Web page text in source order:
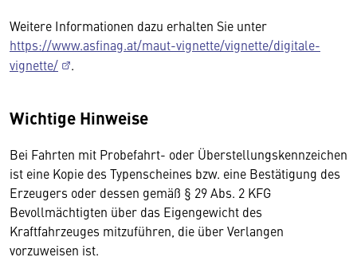
Weitere Informationen dazu erhalten Sie unter
https://www.asfinag.at/maut-vignette/vignette/digitale-
vignette/
.
Wichtige Hinweise
Bei Fahrten mit Probefahrt- oder Überstellungskennzeichen
ist eine Kopie des Typenscheines bzw. eine Bestätigung des
Erzeugers oder dessen gemäß § 29 Abs. 2 KFG
Bevollmächtigten über das Eigengewicht des
Kraftfahrzeuges mitzuführen, die über Verlangen
vorzuweisen ist.